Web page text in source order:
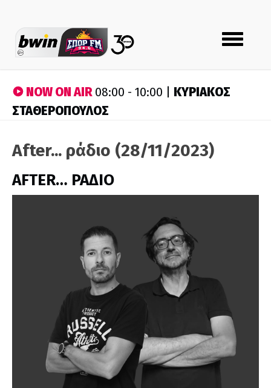
Toggle
navigation
NOW ON AIR08:00 - 10:00 | ΚΥΡΙΑΚΟΣ
ΣΤΑΘΕΡΟΠΟΥΛΟΣ
After... ράδιο (28/11/2023)
AFTER… ΡΑΔΙΟ